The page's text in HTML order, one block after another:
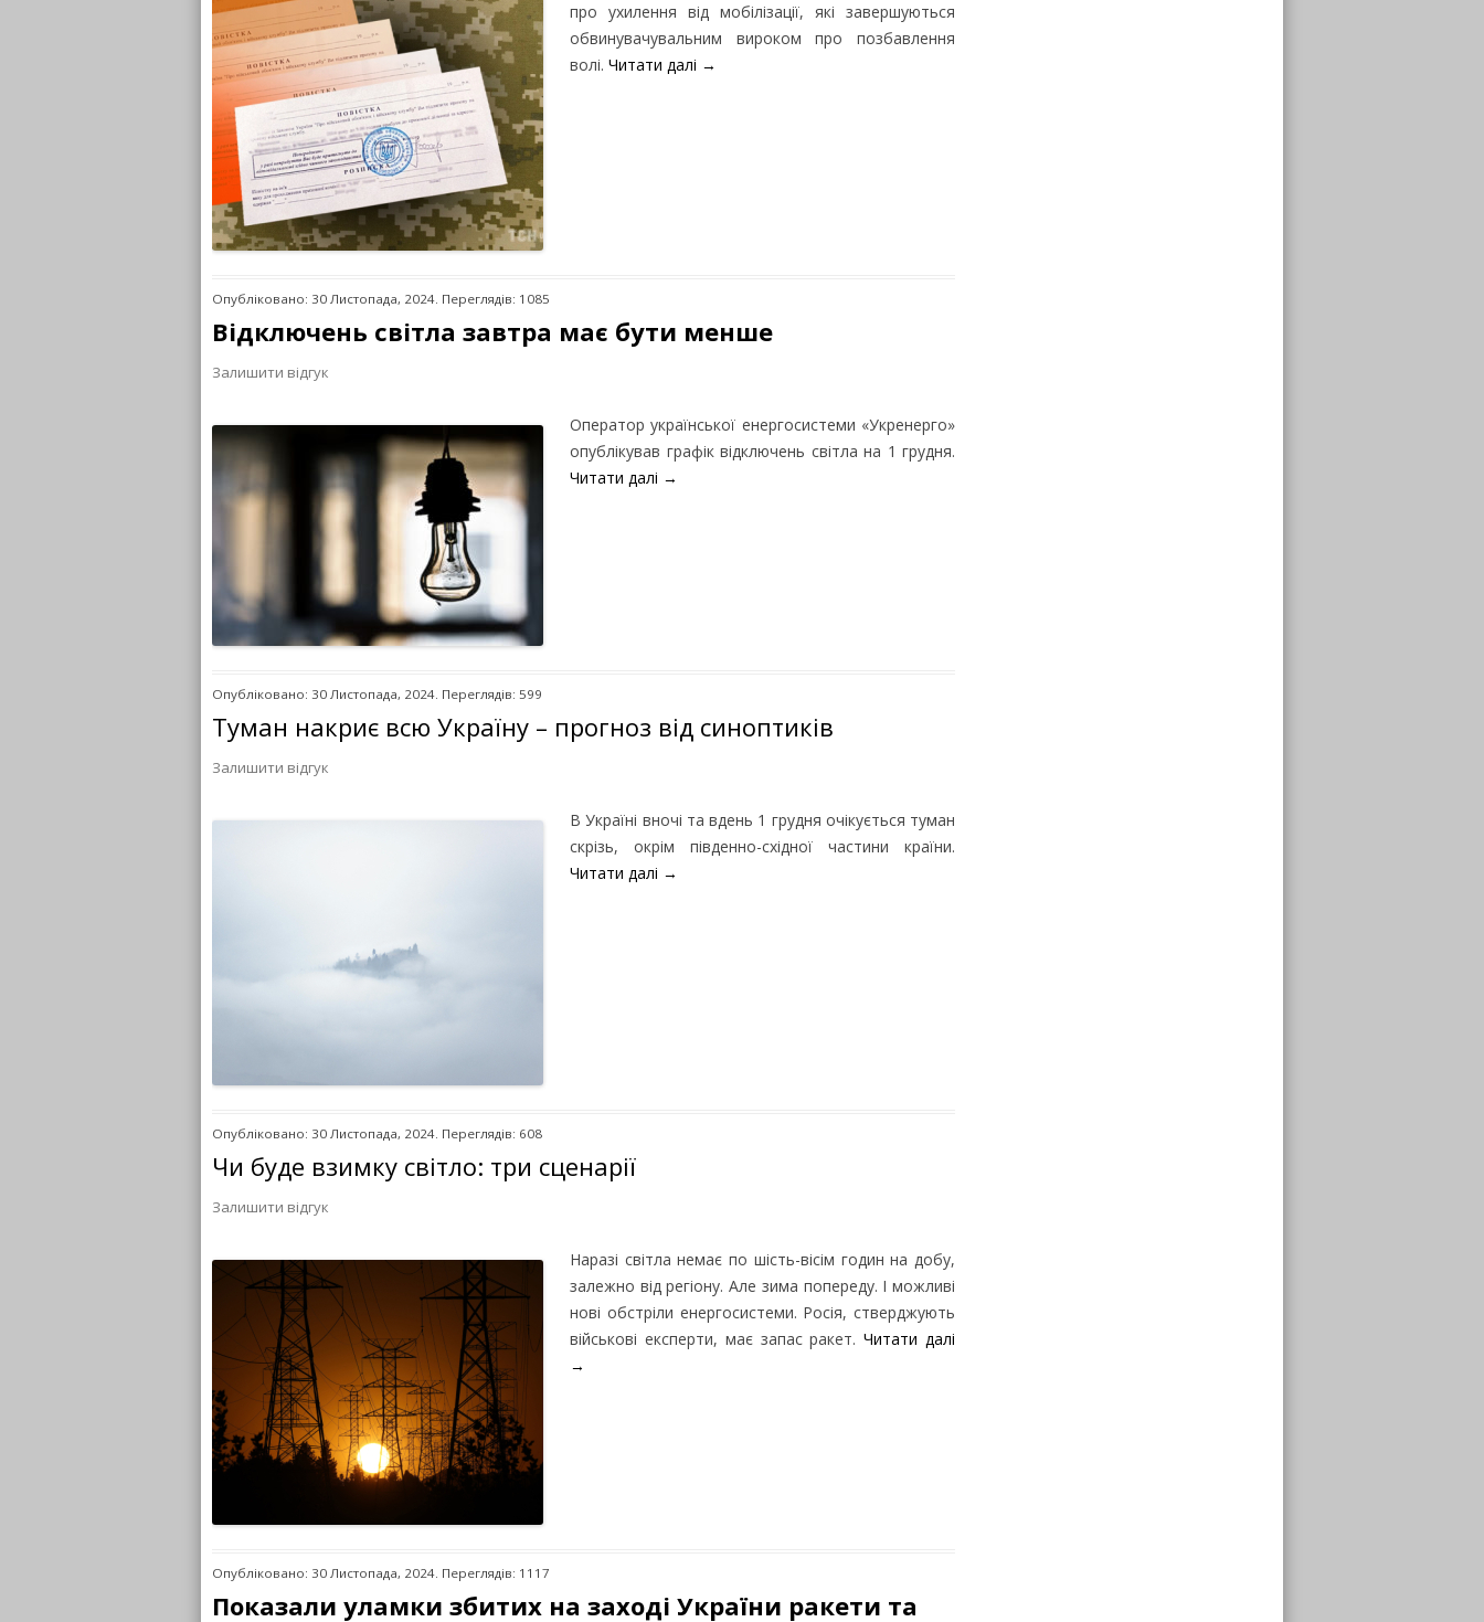
про ухилення від мобілізації, які завершуються
обвинувачувальним вироком про позбавлення
волі. Читати далі →
Опубліковано: 30 Листопада, 2024. Переглядів: 1085
Відключень світла завтра має бути менше
Залишити відгук
Оператор української енергосистеми «Укренерго»
опублікував графік відключень світла на 1 грудня.
Читати далі →
Опубліковано: 30 Листопада, 2024. Переглядів: 599
Туман накриє всю Україну – прогноз від синоптиків
Залишити відгук
В Україні вночі та вдень 1 грудня очікується туман
скрізь, окрім південно-східної частини країни.
Читати далі →
Опубліковано: 30 Листопада, 2024. Переглядів: 608
Чи буде взимку світло: три сценарії
Залишити відгук
Наразі світла немає по шість-вісім годин на добу,
залежно від регіону. Але зима попереду. І можливі
нові обстріли енергосистеми. Росія, стверджують
військові експерти, має запас ракет.Читати далі
→
Опубліковано: 30 Листопада, 2024. Переглядів: 1117
Показали уламки збитих на заході України ракети та